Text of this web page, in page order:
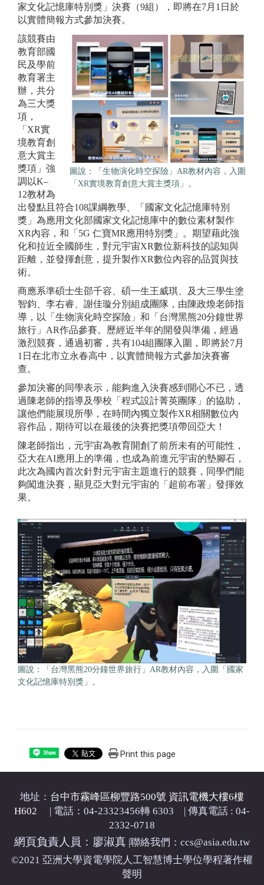
家文化記憶庫特別獎」決賽（9組），即將在7月1日於
以實體簡報方式參加決賽。
圖說：「生物演化時空探險」AR教材內容，入圍
「XR實境教育創意大賞主獎項」。
該競賽由
教育部國
民及學前
教育署主
辦，共分
為三大獎
項，
「XR實
境教育創
意大賞主
獎項」強
調以K–
12教材為
出發點且符合108課綱教學、「國家文化記憶庫特別
獎」為應用文化部國家文化記憶庫中的數位素材製作
XR內容，和「5G 仁寶MR應用特別獎」。期望藉此強
化和拉近全國師生，對元宇宙XR數位新科技的認知與
距離，並發揮創意，提升製作XR數位內容的品質與技
術。
商應系準碩士生邵千容、碩一生王威琪、及大三學生塗
智鈞、李右睿、謝佳璇分別組成團隊，由陳政煥老師指
導，以「生物演化時空探險」和「台灣黑熊20分鐘世界
旅行」AR作品參賽。歷經近半年的開發與準備，經過
激烈競賽，通過初審，共有104組團隊入圍，即將於7月
1日在北市立永春高中，以實體簡報方式參加決賽審
查。
參加決審的同學表示，能夠進入決賽感到開心不已，透
過陳老師的指導及學校「程式設計菁英團隊」的協助，
讓他們能展現所學，在時間內獨立製作XR相關數位內
容作品，期待可以在最後的決賽把獎項帶回亞大！
陳老師指出，元宇宙為教育開創了前所未有的可能性，
亞大在AI應用上的準備，也成為前進元宇宙的墊腳石，
此次為國內首次針對元宇宙主題進行的競賽，同學們能
夠闖進決賽，顯見亞大對元宇宙的「超前布署」發揮效
果。
圖說：「台灣黑熊20分鐘世界旅行」AR教材內容，入圍「國家
文化記憶庫特別獎」。
Share Print this page
地址： 台中市霧峰區柳豐路500號 資訊電機大樓6樓
H602 | 電話：04-23323456轉 6303 | 傳真電話 : 04-
2332-0718
網頁負責人員：廖淑真 |聯絡我們：ccs@asia.edu.tw
©2021 亞洲大學資電學院人工智慧博士學位學程著作權
聲明